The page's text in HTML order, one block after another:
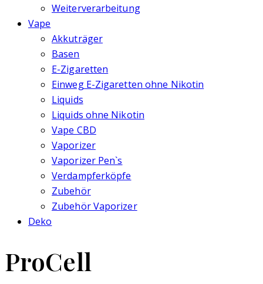
Weiterverarbeitung
Vape
Akkuträger
Basen
E-Zigaretten
Einweg E-Zigaretten ohne Nikotin
Liquids
Liquids ohne Nikotin
Vape CBD
Vaporizer
Vaporizer Pen`s
Verdampferköpfe
Zubehör
Zubehör Vaporizer
Deko
ProCell